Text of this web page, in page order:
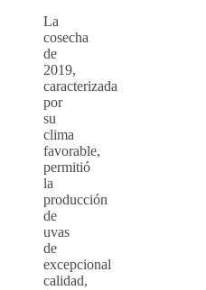
La
cosecha
de
2019,
caracterizada
por
su
clima
favorable,
permitió
la
producción
de
uvas
de
excepcional
calidad,